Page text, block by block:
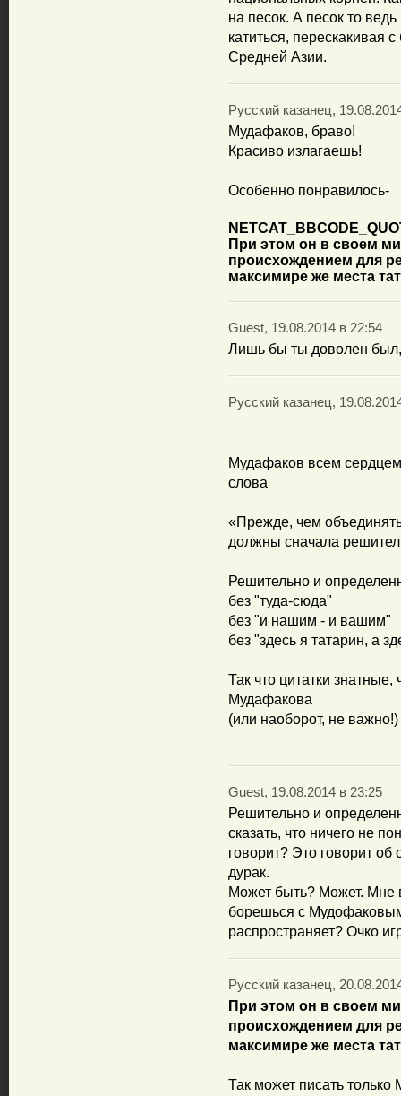
на песок. А песок то
катиться, перескакивая
Средней Азии.
Русский казанец,
Мудафаков, браво!
Красиво излагаешь!
Особенно понравилось-
При этом он в своем
происхождением для
максимире же места
Guest, 19.08.2014 в 22:54
Лишь бы ты доволен
Русский казанец,
Мудафаков всем
слова
«Прежде, чем
должны сначала
Решительно и
без "туда-сюда"
без "и нашим - и вашим"
без "здесь я татарин, а
Так что цитатки знатные,
Мудафакова
(или наоборот, не важно!)
Guest, 19.08.2014 в 23:25
Решительно и
сказать, что ничего не
говорит? Это говорит
дурак.
Может быть? Может. Мне
борешься с Мудофаковым
распространяет? Очко
Русский казанец,
При этом он в своем
происхождением для
максимире же места
Так может писать только